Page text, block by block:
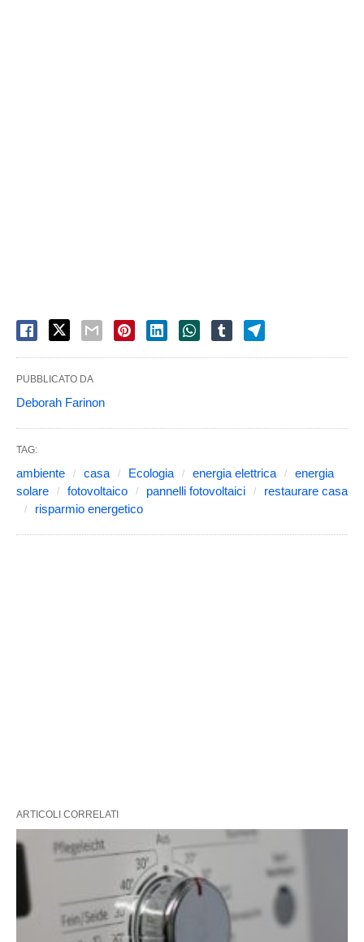
PUBBLICATO DA
Deborah Farinon
TAG:
ambiente casa Ecologia energia elettrica
energia
solare
fotovoltaico pannelli fotovoltaici
restaurare casa
risparmio energetico
ARTICOLI CORRELATI